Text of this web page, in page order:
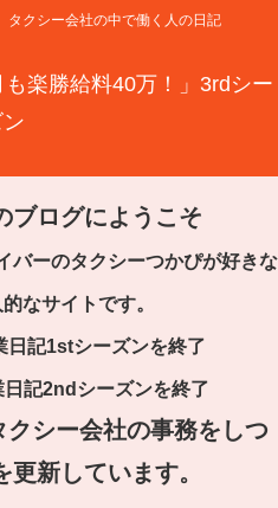
クシー会社の中で働く人の日記
楽勝給料40万！」3rdシー
ン
ブログにようこそ
バーのタクシーつかぴが好きな
なサイトです。
日記1stシーズンを終了
記2ndシーズンを終了
シー会社の事務をしつ
新しています。